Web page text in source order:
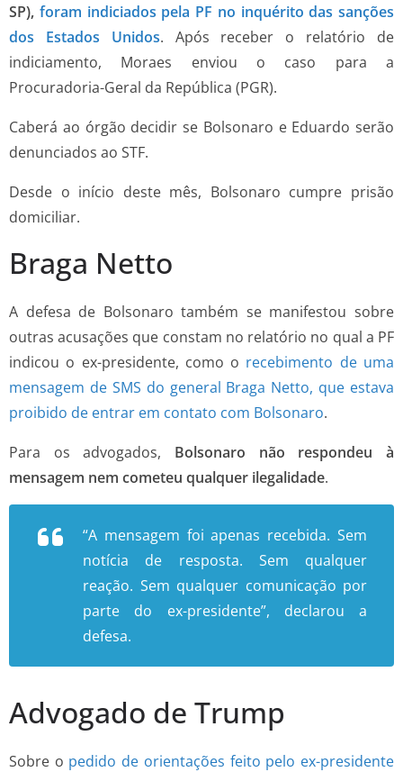
SP), foram indiciados pela PF no inquérito das sanções
dos Estados Unidos. Após receber o relatório de
indiciamento, Moraes enviou o caso para a
Procuradoria-Geral da República (PGR).
Caberá ao órgão decidir se Bolsonaro e Eduardo serão
denunciados ao STF.
Desde o início deste mês, Bolsonaro cumpre prisão
domiciliar.
Braga Netto
A defesa de Bolsonaro também se manifestou sobre
outras acusações que constam no relatório no qual a PF
indicou o ex-presidente, como o recebimento de uma
mensagem de SMS do general Braga Netto, que estava
proibido de entrar em contato com Bolsonaro.
Para os advogados, Bolsonaro não respondeu à
mensagem nem cometeu qualquer ilegalidade.
“A mensagem foi apenas recebida. Sem
notícia de resposta. Sem qualquer
reação. Sem qualquer comunicação por
parte do ex-presidente”, declarou a
defesa.
Advogado de Trump
Sobre o pedido de orientações feito pelo ex-presidente